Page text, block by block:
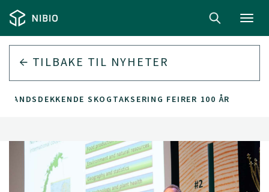
TILBAKE TIL NYHETER
LANDSDEKKENDE SKOGTAKSERING FEIRER 100 ÅR